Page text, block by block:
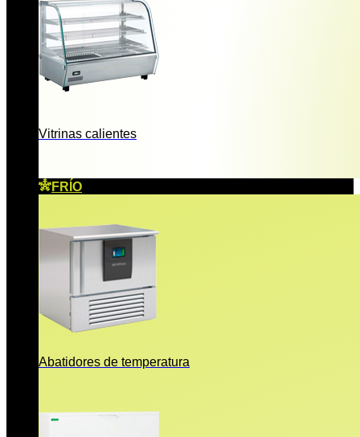
Vitrinas calientes
FRÍO
Abatidores de temperatura